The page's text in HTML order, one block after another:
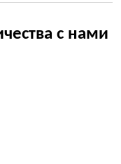
с нами